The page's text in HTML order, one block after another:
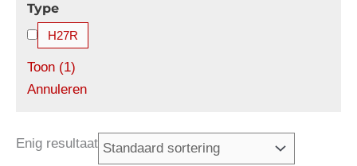
Type
H27R
Toon (1)
Annuleren
Enig resultaat